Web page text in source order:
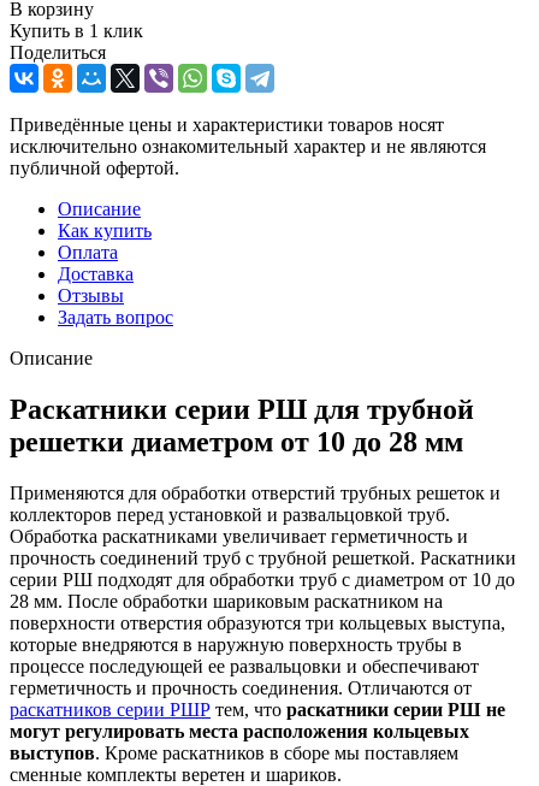
В корзину
Купить в 1 клик
Поделиться
Приведённые цены и характеристики товаров носят
исключительно ознакомительный характер и не являются
публичной офертой.
Описание
Как купить
Оплата
Доставка
Отзывы
Задать вопрос
Описание
Раскатники серии РШ для трубной
решетки диаметром от 10 до 28 мм
Применяются для обработки отверстий трубных решеток и
коллекторов перед установкой и развальцовкой труб.
Обработка раскатниками увеличивает герметичность и
прочность соединений труб с трубной решеткой. Раскатники
серии РШ подходят для обработки труб с диаметром от 10 до
28 мм. После обработки шариковым раскатником на
поверхности отверстия образуются три кольцевых выступа,
которые внедряются в наружную поверхность трубы в
процессе последующей ее развальцовки и обеспечивают
герметичность и прочность соединения. Отличаются от
раскатников серии РШР тем, что раскатники серии РШ не
могут регулировать места расположения кольцевых
выступов. Кроме раскатников в сборе мы поставляем
сменные комплекты веретен и шариков.